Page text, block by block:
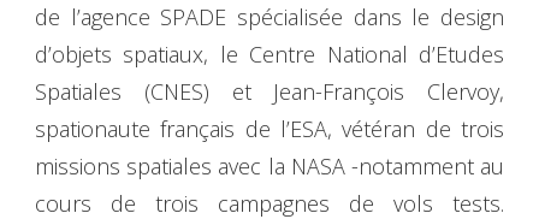
de l’agence SPADE spécialisée dans le design
d’objets spatiaux, le Centre National d’Etudes
Spatiales (CNES) et Jean-François Clervoy,
spationaute français de l’ESA, vétéran de trois
missions spatiales avec la NASA -notamment au
cours de trois campagnes de vols tests.